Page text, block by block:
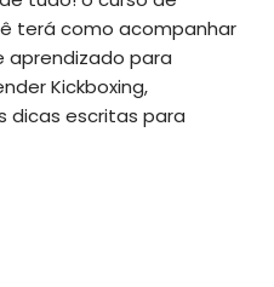
terá como acompanhar
para
Kickboxing,
dicas escritas para